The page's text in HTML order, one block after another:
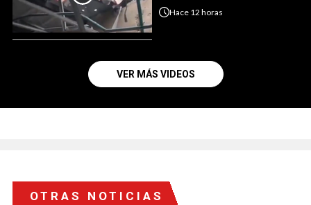
Hace 12 horas
VER MÁS VIDEOS
OTRAS NOTICIAS